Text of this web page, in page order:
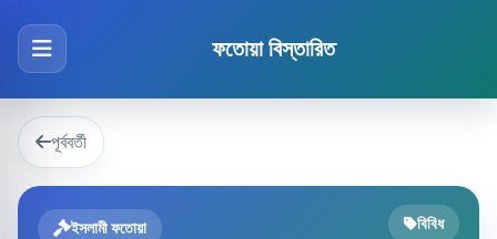
ফতোয়া বিস্তারিত
পূর্ববর্তী
ইসলামী ফতোয়া বিবিধ